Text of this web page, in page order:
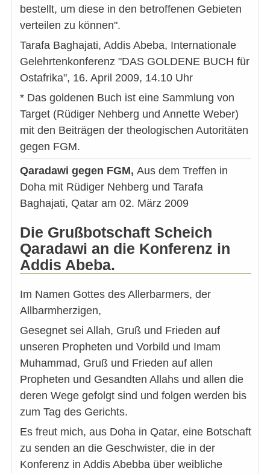
bestellt, um diese in den betroffenen Gebieten
verteilen zu können".
Tarafa Baghajati, Addis Abeba, Internationale
Gelehrtenkonferenz "DAS GOLDENE BUCH für
Ostafrika", 16. April 2009, 14.10 Uhr
* Das goldenen Buch ist eine Sammlung von
Target (Rüdiger Nehberg und Annette Weber)
mit den Beiträgen der theologischen Autoritäten
gegen FGM.
Qaradawi gegen FGM, Aus dem Treffen in
Doha mit Rüdiger Nehberg und Tarafa
Baghajati, Qatar am 02. März 2009
Die Grußbotschaft Scheich
Qaradawi an die Konferenz in
Addis Abeba.
Im Namen Gottes des Allerbarmers, der
Allbarmherzigen,
Gesegnet sei Allah, Gruß und Frieden auf
unseren Propheten und Vorbild und Imam
Muhammad, Gruß und Frieden auf allen
Propheten und Gesandten Allahs und allen die
deren Wege gefolgt sind und folgen werden bis
zum Tag des Gerichts.
Es freut mich, aus Doha in Qatar, eine Botschaft
zu senden an die Geschwister, die in der
Konferenz in Addis Abebba über weibliche